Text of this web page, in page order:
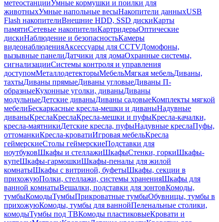
метеостанцииУмные кормушки и поилки для
животныхУмные напольные весыНакопители данныхUSB
Flash накопителиВнешние HDD, SSD дискиКарты
памятиСетевые накопителиКартридерыОптические
дискиНаблюдение и безопасностьКамеры
видеонаблюденияАксессуары для CCTVДомофоны,
вызывные панелиДатчики для домаОхранные системы,
сигнализацииСистемы контроля и управления
доступомМеталлодетекторыМебельМягкая мебельДиваны,
тахтыДиваны прямыеДиваны угловыеДиваны П-
образныеКухонные уголки, диваныДиваны
модульныеДетские диваныДиваны садовыеКомплекты мягкой
мебелиБескаркасные кресла-мешки и диваныНадувные
диваныКреслаКреслаКресла-мешки и пуфыКресла-качалки,
кресла-маятникиДетские кресла, пуфыНадувные креслаПуфы,
оттоманкиКресла-кроватиИгровая мебельКресла
геймерскиеСтолы геймерскиеПодставки для
ноутбуковШкафы и стеллажиШкафыСтенки, горкиШкафы-
купеШкафы-гармошкиШкафы-пеналы для жилой
комнатыШкафы с витриной, буфетыШкафы, секции в
прихожуюПолки, стеллажи, системы храненияШкафы для
ванной комнатыВешалки, подставки для зонтовКомоды,
тумбыКомодыТумбыПрикроватные тумбыОбувницы, тумбы в
прихожуюКомоды, тумбы для ваннойПеленальные столики,
комодыТумбы под ТВКомоды пластиковыеКровати и